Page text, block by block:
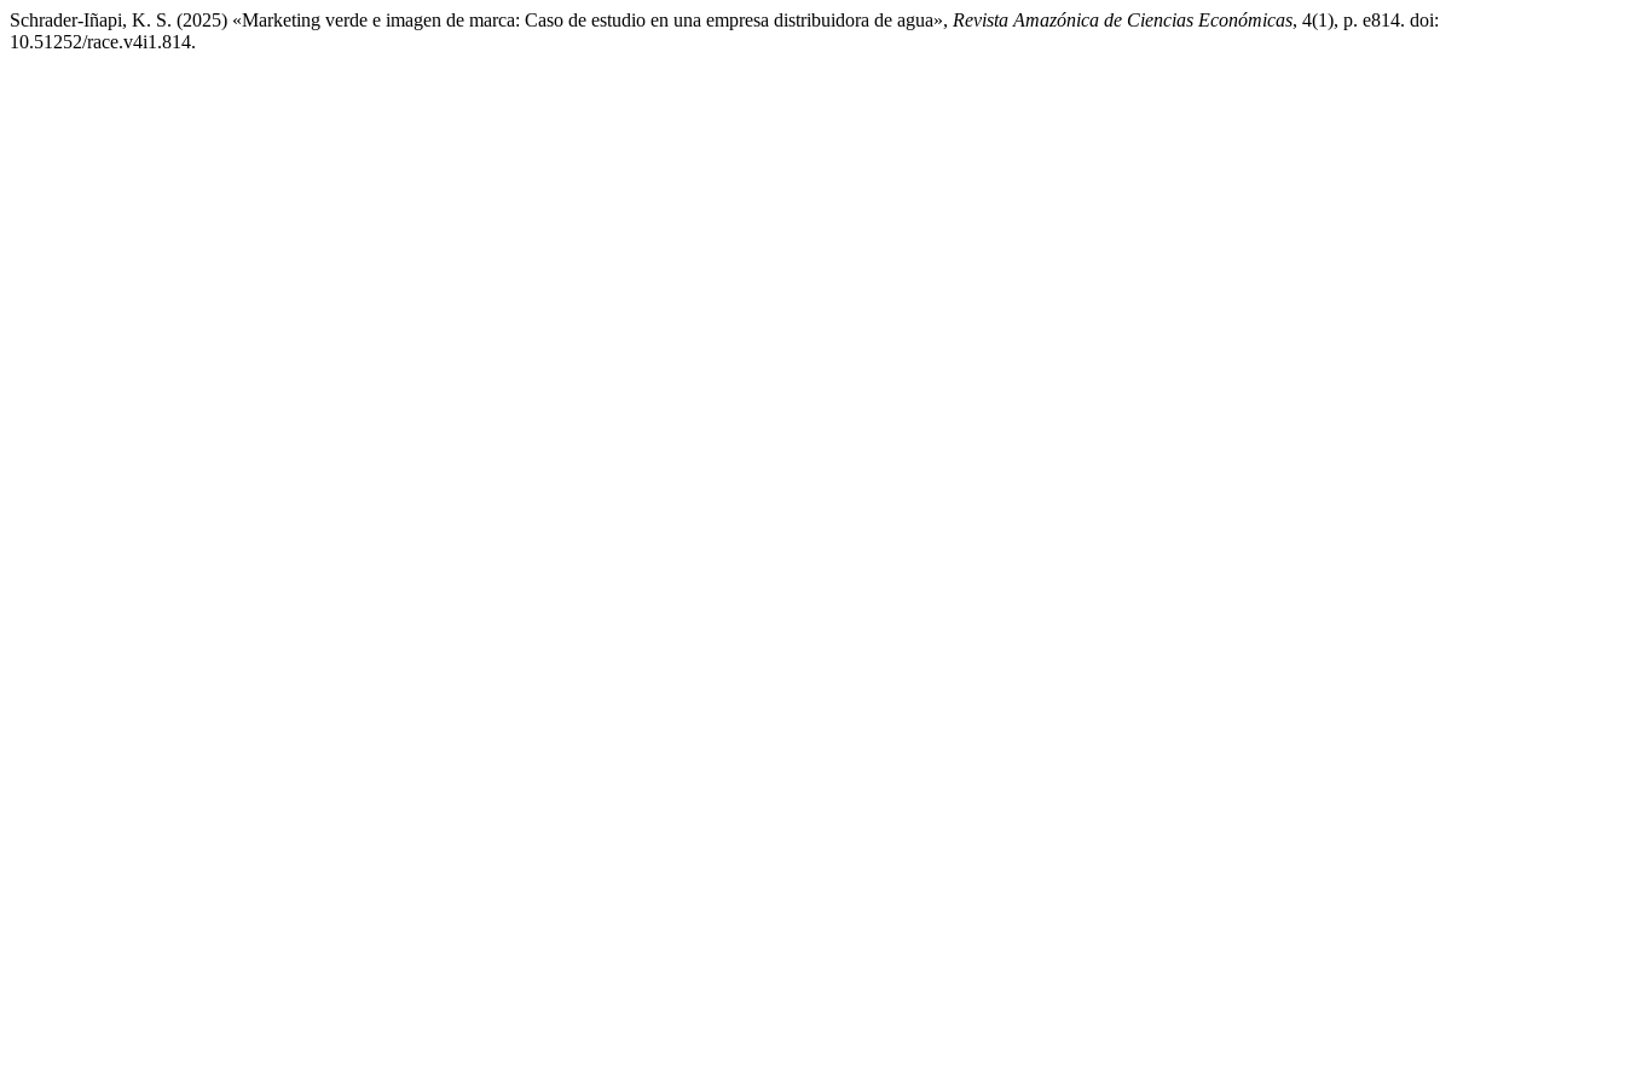
Schrader-Iñapi, K. S. (2025) «Marketing verde e imagen de marca: Caso de estudio en una empresa distribuidora de agua», Revista Amazónica de Ciencias Económicas, 4(1), p. e814. doi:
10.51252/race.v4i1.814.